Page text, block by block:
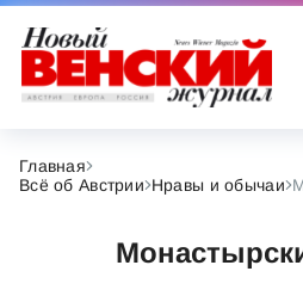
Главная
Всё об Австрии Нравы и обычаи